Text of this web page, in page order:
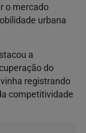
o mercado
urbana
a
do
registrando
competitividade